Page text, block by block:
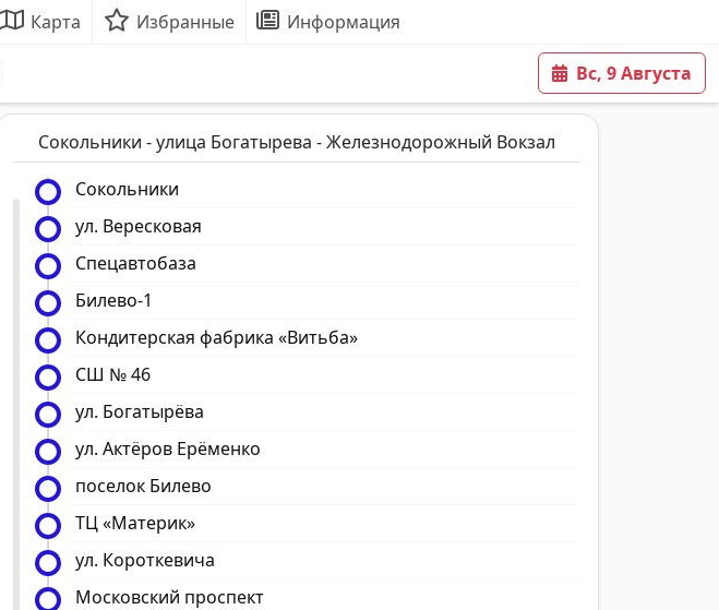
Карта Избранные Информация
Вс, 9 Августа
Сокольники - улица Богатырева - Железнодорожный Вокзал
Сокольники
ул. Вересковая
Спецавтобаза
Билево-1
Кондитерская фабрика «Витьба»
СШ № 46
ул. Богатырёва
ул. Актёров Ерёменко
поселок Билево
ТЦ «Материк»
ул. Короткевича
Московский проспект